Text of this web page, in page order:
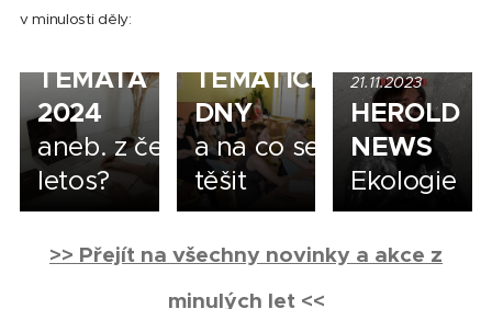
v minulosti děly:
19.12.2023
TEMATA
2024
aneb. z čeho budou čtvrťáci
letos?
TEMATICKÉ
DNY
a na co se můžete
těšit
21.11.2023
HEROLD
NEWS
Ekologie
>> Přejít na všechny novinky a akce z
minulých let <<